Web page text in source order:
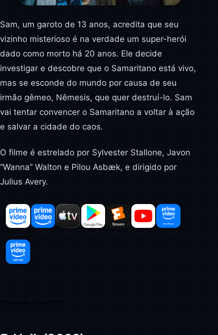
Sam, um garoto de 13 anos, acredita que seu
vizinho misterioso é na verdade um super-herói
dado como morto há 20 anos. Ele decide
investigar e descobre que o Samaritano está vivo,
mas se esconde do mundo por causa de seu
irmão gêmeo, Nêmesis, que quer destruí-lo. Sam
vai tentar convencer o Samaritano a voltar à ação
e salvar a cidade do caos.
O filme é estrelado por Sylvester Stallone, Javon
“Wanna” Walton e Pilou Asbæk, e dirigido por
Julius Avery.